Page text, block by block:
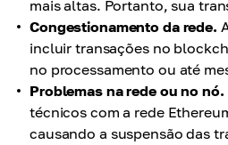
mais altas. Portanto, sua
Congestionamento da rede.
incluir transações no
no processamento ou até
Problemas na rede ou no nó.
técnicos com a rede
causando a suspensão das